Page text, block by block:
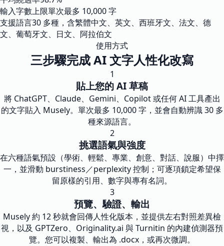
輸入字數上限單次最多 10,000 字
支援語言30 多種，含繁體中文、英文、西班牙文、法文、德
文、葡萄牙文、日文、阿拉伯文
使用方式
三步驟完成 AI 文字人性化改寫
1
貼上您的 AI 草稿
將 ChatGPT、Claude、Gemini、Copilot 或任何 AI 工具產出
的文字貼入 Musely。單次最多 10,000 字，並會自動辨識 30 多
種來源語言。
2
挑選語氣與強度
在六種語氣預設（學術、輕鬆、專業、創意、對話、說服）中擇
一，並滑動 burstiness／perplexity 控制；可逐項鎖定希望保
留原樣的引用、數字與專有名詞。
3
預覽、驗證、輸出
Musely 約 12 秒就會回傳人性化版本，並提供左右對照差異檢
視，以及 GPTZero、Originality.ai 與 Turnitin 的內建偵測器預
覽。您可以複製、輸出為 .docx，或再次微調。